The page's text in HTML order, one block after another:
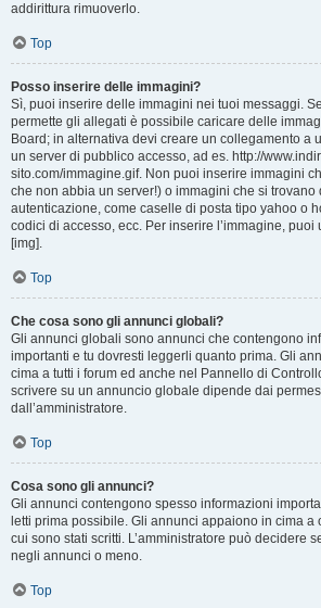
addirittura rimuoverlo.
Top
Posso inserire delle immagini?
Sì, puoi inserire delle immagini nei tuoi messaggi.
permette gli allegati è possibile caricare delle
Board; in alternativa devi creare un collegamento a
un server di pubblico accesso, ad es. http://
sito.com/immagine.gif. Non puoi inserire immagini
che non abbia un server!) o immagini che si trovano
autenticazione, come caselle di posta tipo yahoo o
codici di accesso, ecc. Per inserire l’immagine,
[img].
Top
Che cosa sono gli annunci globali?
Gli annunci globali sono annunci che contengono
importanti e tu dovresti leggerli quanto prima. Gli
cima a tutti i forum ed anche nel Pannello di
scrivere su un annuncio globale dipende dai
dall’amministratore.
Top
Cosa sono gli annunci?
Gli annunci contengono spesso informazioni
letti prima possibile. Gli annunci appaiono in cima a
cui sono stati scritti. L’amministratore può decidere
negli annunci o meno.
Top